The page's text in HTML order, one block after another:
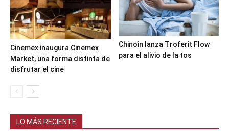
Cinemex inaugura Cinemex
Market, una forma distinta de
disfrutar el cine
Chinoin lanza Troferit Flow
para el alivio de la tos
LO MÁS RECIENTE